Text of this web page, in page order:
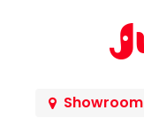
Showroom